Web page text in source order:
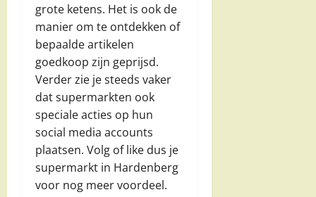
grote ketens. Het is ook de
manier om te ontdekken of
bepaalde artikelen
goedkoop zijn geprijsd.
Verder zie je steeds vaker
dat supermarkten ook
speciale acties op hun
social media accounts
plaatsen. Volg of like dus je
supermarkt in Hardenberg
voor nog meer voordeel.